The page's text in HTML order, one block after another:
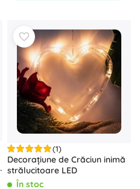
(1)
Decorațiune de Crăciun inimă
strălucitoare LED
În stoc